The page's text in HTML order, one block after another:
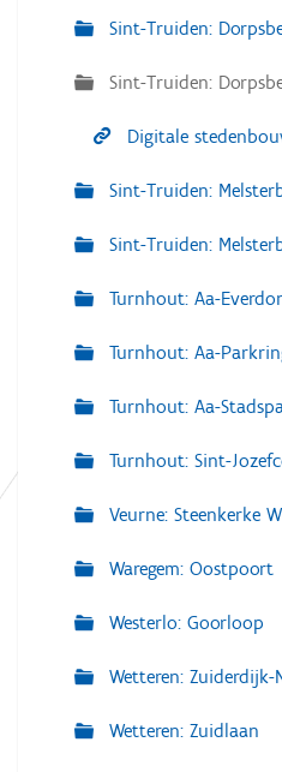
Sint-Truiden:
Sint-Truiden:
Digitale
Sint-Truiden:
Sint-Truiden:
Turnhout: Aa-
Turnhout: Aa-
Turnhout: Aa-
Turnhout: Sint-
Veurne: Steenkerke
Waregem: Oostpoort
Westerlo: Goorloop
Wetteren: Zuiderdijk-
Wetteren: Zuidlaan